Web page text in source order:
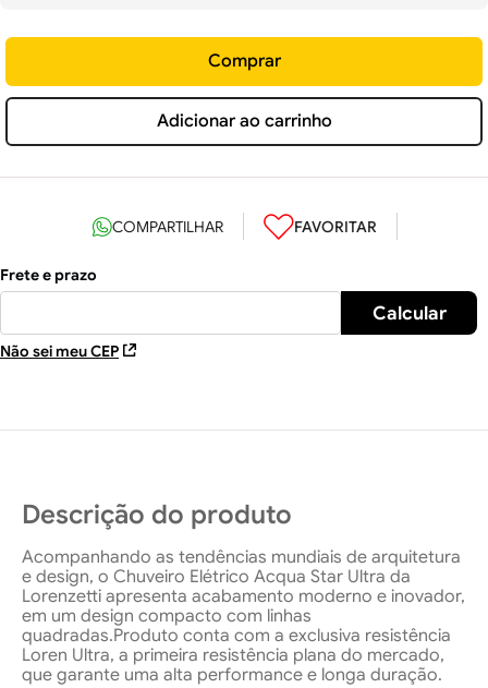
Adicionar ao carrinho
Comprar
Não sei meu CEP
Descrição do produto
Acompanhando as tendências mundiais de arquitetura
e design, o Chuveiro Elétrico Acqua Star Ultra da
Lorenzetti apresenta acabamento moderno e inovador,
em um design compacto com linhas
quadradas.Produto conta com a exclusiva resistência
Loren Ultra, a primeira resistência plana do mercado,
que garante uma alta performance e longa duração.